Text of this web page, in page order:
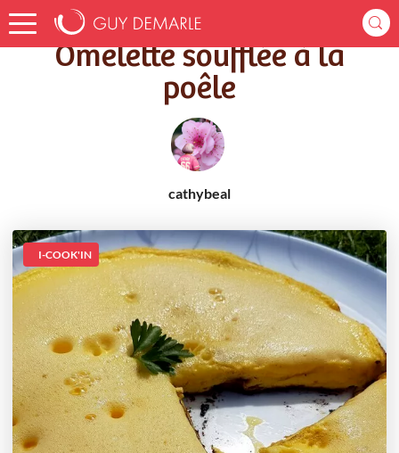
Accueil Recettes Omelette soufflée à la poêle
Omelette soufflée à la
poêle
cathybeal
I-COOK'IN